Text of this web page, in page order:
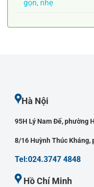
gọn, nhẹ
Hà Nội
95H Lý Nam Đế, phường
8/16 Huỳnh Thúc Kháng,
Tel:024.3747 4848
Hồ Chí Minh